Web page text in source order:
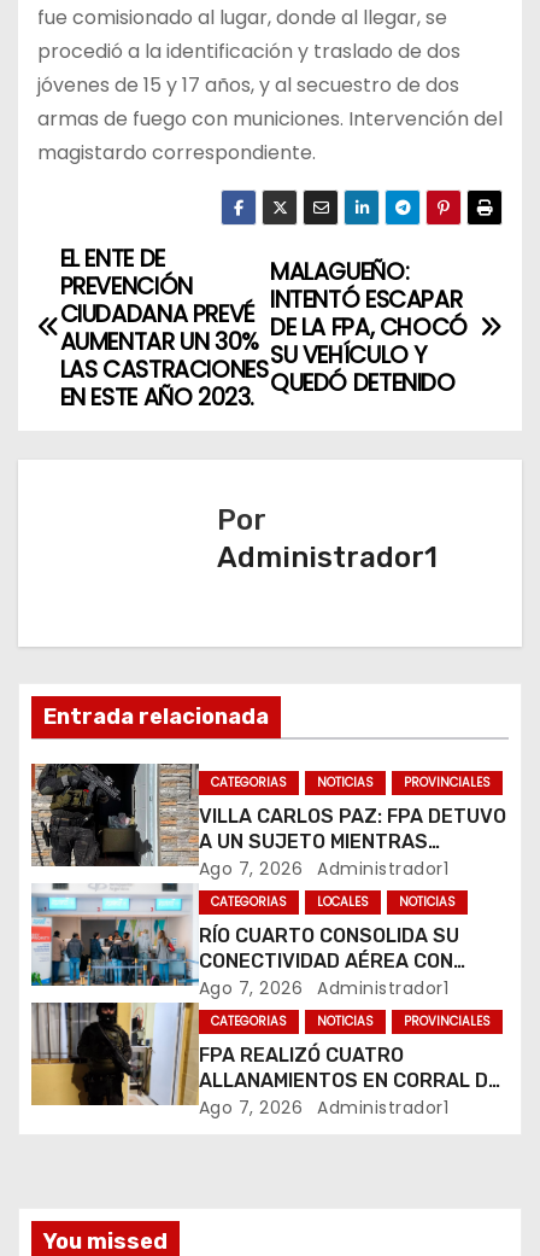
fue comisionado al lugar, donde al llegar, se
procedió a la identificación y traslado de dos
jóvenes de 15 y 17 años, y al secuestro de dos
armas de fuego con municiones. Intervención del
magistardo correspondiente.
N
a
g
n
d
e
e
n
t
r
a
s
MALAGUEÑO:
INTENTÓ ESCAPAR
DE LA FPA, CHOCÓ
SU VEHÍCULO Y
QUEDÓ DETENIDO
EL ENTE DE
PREVENCIÓN
CIUDADANA PREVÉ
AUMENTAR UN 30%
LAS CASTRACIONES
EN ESTE AÑO 2023.
Por
Administrador1
Entrada relacionada
CATEGORIAS NOTICIAS PROVINCIALES
VILLA CARLOS PAZ: FPA DETUVO
A UN SUJETO MIENTRAS
COMERCIALIZABA COCAÍNA Y
MARIHUANA EN UNA PLAZA
Ago 7, 2026 Administrador1
CATEGORIAS LOCALES NOTICIAS
RÍO CUARTO CONSOLIDA SU
CONECTIVIDAD AÉREA CON
CUATRO VUELOS SEMANALES A
BUENOS AIRES
Ago 7, 2026 Administrador1
CATEGORIAS NOTICIAS PROVINCIALES
FPA REALIZÓ CUATRO
ALLANAMIENTOS EN CORRAL DE
BUSTOS-IFFLINGER
Ago 7, 2026 Administrador1
You missed